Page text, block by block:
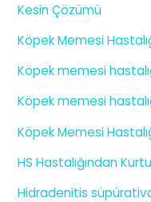
Kesin Çözümü
Köpek Memesi
Köpek memesi
Köpek memesi
Köpek Memesi
HS Hastalığından
Hidradenitis